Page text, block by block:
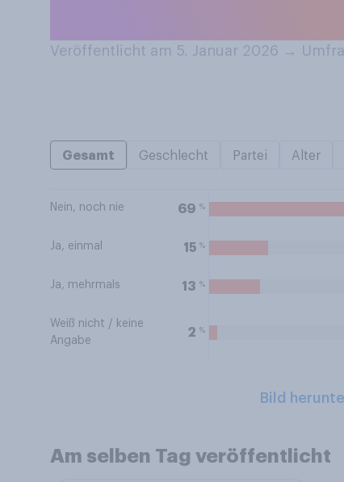
Veröffentlicht am 5. Januar 2026 →
Gesamt Geschlecht Partei Alter
Nein, noch nie 69 %
Ja, einmal 15 %
Ja, mehrmals 13 %
Weiß nicht / keine
Angabe
2 %
Bild
Am selben Tag veröffentlicht